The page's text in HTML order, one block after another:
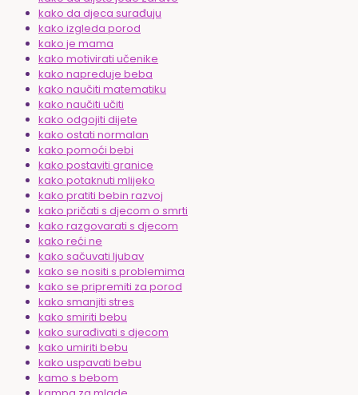
kako da djeca surađuju
kako izgleda porod
kako je mama
kako motivirati učenike
kako napreduje beba
kako naučiti matematiku
kako naučiti učiti
kako odgojiti dijete
kako ostati normalan
kako pomoći bebi
kako postaviti granice
kako potaknuti mlijeko
kako pratiti bebin razvoj
kako pričati s djecom o smrti
kako razgovarati s djecom
kako reći ne
kako sačuvati ljubav
kako se nositi s problemima
kako se pripremiti za porod
kako smanjiti stres
kako smiriti bebu
kako surađivati s djecom
kako umiriti bebu
kako uspavati bebu
kamo s bebom